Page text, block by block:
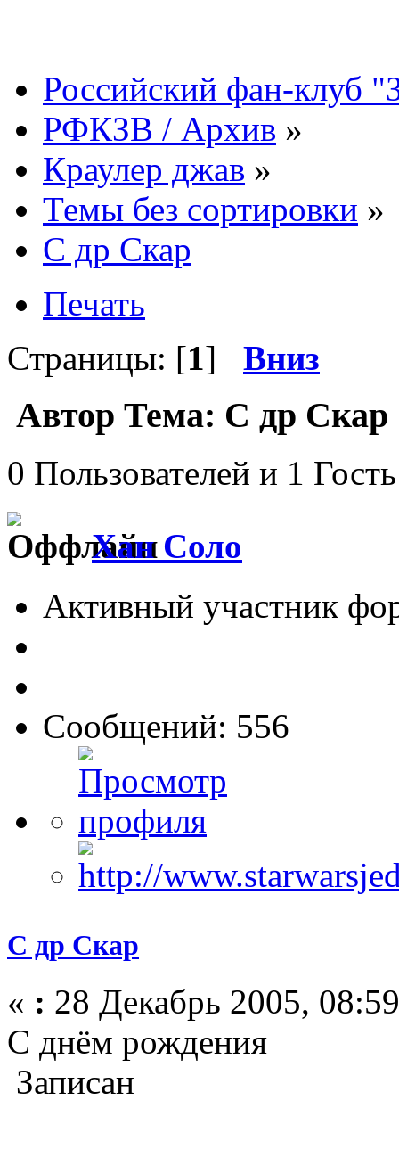
Российский фан-клуб
РФКЗВ / Архив »
Краулер джав »
Темы без сортировки »
С др Скар
Печать
Страницы: [1] Вниз
Автор Тема: С др Скар
0 Пользователей и 1
Хан Соло
Активный участник
Сообщений: 556
С др Скар
« : 28 Декабрь 2005,
С днём рождения
Записан